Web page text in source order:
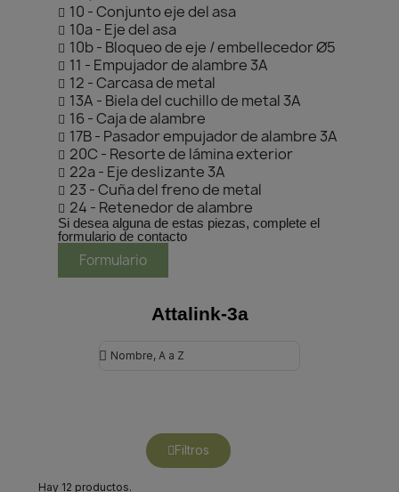
10 - Conjunto eje del asa
10a - Eje del asa
10b - Bloqueo de eje / embellecedor Ø5
11 - Empujador de alambre 3A
12 - Carcasa de metal
13A - Biela del cuchillo de metal 3A
16 - Caja de alambre
17B - Pasador empujador de alambre 3A
20C - Resorte de lámina exterior
22a - Eje deslizante 3A
23 - Cuña del freno de metal
24 - Retenedor de alambre
Si desea alguna de estas piezas, complete el
formulario de contacto
Formulario
Attalink-3a
Hay 12 productos.
Filtros